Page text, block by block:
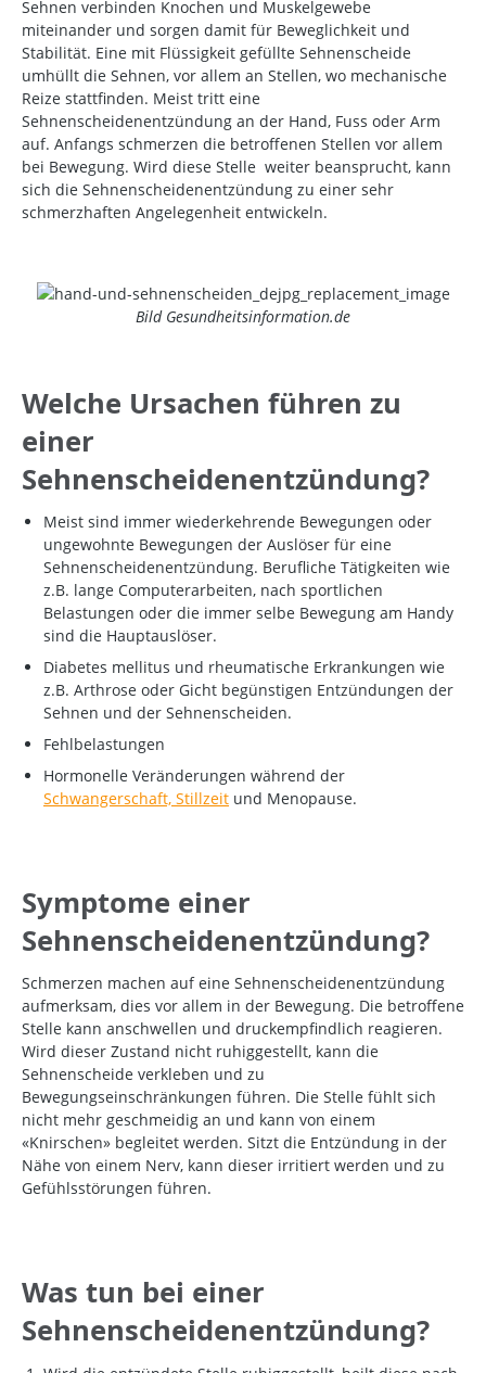
Sehnen verbinden Knochen und Muskelgewebe
miteinander und sorgen damit für Beweglichkeit und
Stabilität. Eine mit Flüssigkeit gefüllte Sehnenscheide
umhüllt die Sehnen, vor allem an Stellen, wo mechanische
Reize stattfinden. Meist tritt eine
Sehnenscheidenentzündung an der Hand, Fuss oder Arm
auf. Anfangs schmerzen die betroffenen Stellen vor allem
bei Bewegung. Wird diese Stelle weiter beansprucht, kann
sich die Sehnenscheidenentzündung zu einer sehr
schmerzhaften Angelegenheit entwickeln.
Bild Gesundheitsinformation.de
Welche Ursachen führen zu
einer
Sehnenscheidenentzündung?
Meist sind immer wiederkehrende Bewegungen oder
ungewohnte Bewegungen der Auslöser für eine
Sehnenscheidenentzündung. Berufliche Tätigkeiten wie
z.B. lange Computerarbeiten, nach sportlichen
Belastungen oder die immer selbe Bewegung am Handy
sind die Hauptauslöser.
Diabetes mellitus und rheumatische Erkrankungen wie
z.B. Arthrose oder Gicht begünstigen Entzündungen der
Sehnen und der Sehnenscheiden.
Fehlbelastungen
Hormonelle Veränderungen während der
Schwangerschaft, Stillzeit und Menopause.
Symptome einer
Sehnenscheidenentzündung?
Schmerzen machen auf eine Sehnenscheidenentzündung
aufmerksam, dies vor allem in der Bewegung. Die betroffene
Stelle kann anschwellen und druckempfindlich reagieren.
Wird dieser Zustand nicht ruhiggestellt, kann die
Sehnenscheide verkleben und zu
Bewegungseinschränkungen führen. Die Stelle fühlt sich
nicht mehr geschmeidig an und kann von einem
«Knirschen» begleitet werden. Sitzt die Entzündung in der
Nähe von einem Nerv, kann dieser irritiert werden und zu
Gefühlsstörungen führen.
Was tun bei einer
Sehnenscheidenentzündung?